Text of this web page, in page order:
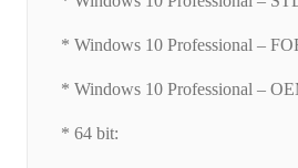
* Windows 10 Professional –
* Windows 10 Professional –
* 64 bit: